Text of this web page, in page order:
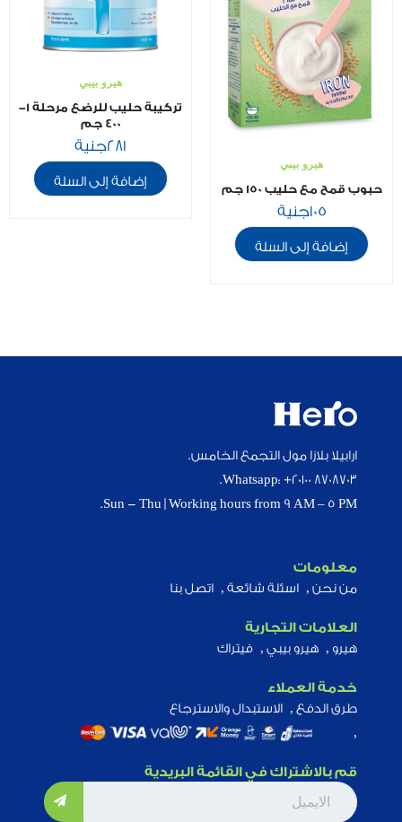
هيرو بيبي
حبوب قمح مع حليب 150 جم
105جنية
إضافة إلى السلة
هيرو بيبي
تركيبة حليب للرضع مرحلة 1-
400 جم
281جنية
إضافة إلى السلة
ارابيلا بلازا مول التجمع الخامس.
Whatsapp: +20100 8708703.
Sun - Thu | Working hours from 9 AM – 5 PM.
معلومات
من نحن اسئلة شائعة اتصل بنا
العلامات التجارية
هيرو هيرو بيبي فيتراك
خدمة العملاء
طرق الدفع الاستبدال والاسترجاع
قم بالاشتراك في القائمة البريدية